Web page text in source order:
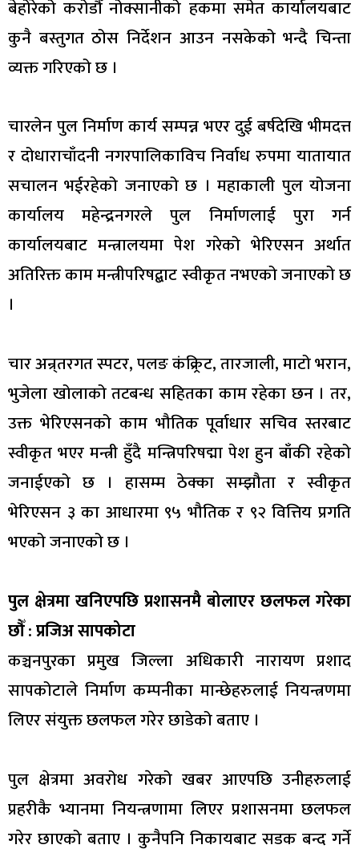
बेहोरेको करोडौँ नोक्सानीको हकमा समेत कार्यालयबाट
कुनै बस्तुगत ठोस निर्देशन आउन नसकेको भन्दै चिन्ता
व्यक्त गरिएको छ ।
चारलेन पुल निर्माण कार्य सम्पन्न भएर दुई बर्षदेखि भीमदत्त
र दोधाराचाँदनी नगरपालिकाविच निर्वाध रुपमा यातायात
सचालन भईरहेको जनाएको छ । महाकाली पुल योजना
कार्यालय महेन्द्रनगरले पुल निर्माणलाई पुरा गर्न
कार्यालयबाट मन्त्रालयमा पेश गरेको भेरिएसन अर्थात
अतिरिक्त काम मन्त्रीपरिषद्बाट स्वीकृत नभएको जनाएको छ
।
चार अन्र्तरगत स्पटर, पलङ कंक्र्रिट, तारजाली, माटो भरान,
भुजेला खोलाको तटबन्ध सहितका काम रहेका छन । तर,
उक्त भेरिएसनको काम भौतिक पूर्वाधार सचिव स्तरबाट
स्वीकृत भएर मन्त्री हुँदै मन्त्रिपरिषद्मा पेश हुन बाँकी रहेको
जनाईएको छ । हासम्म ठेक्का सम्झौता र स्वीकृत
भेरिएसन ३ का आधारमा ९५ भौतिक र ९२ वित्तिय प्रगति
भएको जनाएको छ ।
पुल क्षेत्रमा खनिएपछि प्रशासनमै बोलाएर छलफल गरेका
छौँ : प्रजिअ सापकोटा
कञ्चनपुरका प्रमुख जिल्ला अधिकारी नारायण प्रशाद
सापकोटाले निर्माण कम्पनीका मान्छेहरुलाई नियन्त्रणमा
लिएर संयुक्त छलफल गरेर छाडेको बताए ।
पुल क्षेत्रमा अवरोध गरेको खबर आएपछि उनीहरुलाई
प्रहरीकै भ्यानमा नियन्त्रणामा लिएर प्रशासनमा छलफल
गरेर छाएको बताए । कुनैपनि निकायबाट सडक बन्द गर्ने